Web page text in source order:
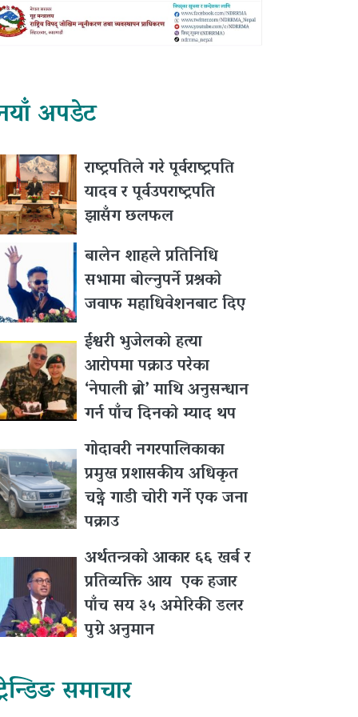
अपडेट
राष्ट्रपतिले गरे पूर्वराष्ट्रपति
यादव र पूर्वउपराष्ट्रपति
झासँग छलफल
बालेन शाहले प्रतिनिधि
सभामा बोल्नुपर्ने प्रश्नकाे
जवाफ महाधिवेशनबाट दिए
ईश्वरी भुजेलको हत्या
आरोपमा पक्राउ परेका
‘नेपाली ब्रो’ माथि अनुसन्धान
गर्न पाँच दिनको म्याद थप
गोदावरी नगरपालिकाका
प्रमुख प्रशासकीय अधिकृत
चढ्ने गाडी चोरी गर्ने एक जना
पक्राउ
अर्थतन्त्रको आकार ६६ खर्ब र
प्रतिव्यक्ति आय एक हजार
पाँच सय ३५ अमेरिकी डलर
पुग्ने अनुमान
समाचार